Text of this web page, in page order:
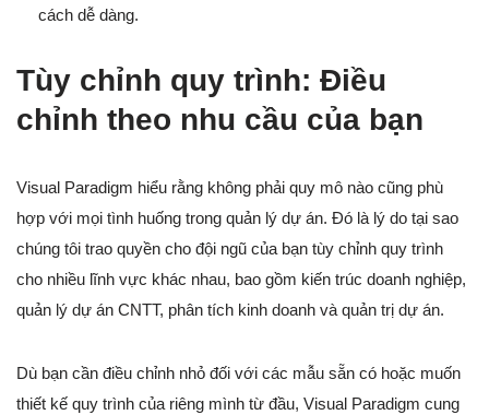
cách dễ dàng.
Tùy chỉnh quy trình: Điều
chỉnh theo nhu cầu của bạn
Visual Paradigm hiểu rằng không phải quy mô nào cũng phù
hợp với mọi tình huống trong quản lý dự án. Đó là lý do tại sao
chúng tôi trao quyền cho đội ngũ của bạn tùy chỉnh quy trình
cho nhiều lĩnh vực khác nhau, bao gồm kiến trúc doanh nghiệp,
quản lý dự án CNTT, phân tích kinh doanh và quản trị dự án.
Dù bạn cần điều chỉnh nhỏ đối với các mẫu sẵn có hoặc muốn
thiết kế quy trình của riêng mình từ đầu, Visual Paradigm cung